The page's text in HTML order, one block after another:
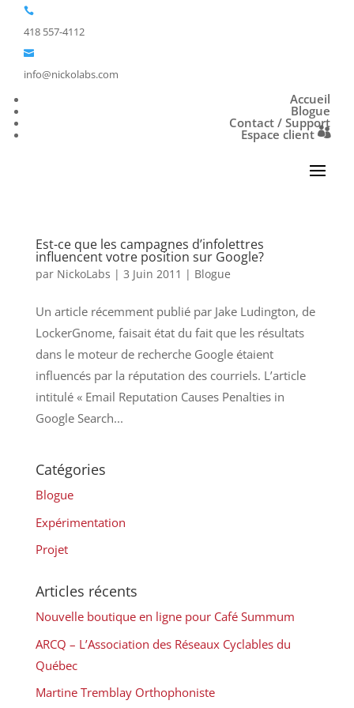

418 557-4112

info@nickolabs.com
Accueil
Blogue
Contact / Support
Espace client
Est-ce que les campagnes d’infolettres
influencent votre position sur Google?
par NickoLabs | 3 Juin 2011 | Blogue
Un article récemment publié par Jake Ludington, de
LockerGnome, faisait état du fait que les résultats
dans le moteur de recherche Google étaient
influencés par la réputation des courriels. L’article
intitulé « Email Reputation Causes Penalties in
Google Search...
Catégories
Blogue
Expérimentation
Projet
Articles récents
Nouvelle boutique en ligne pour Café Summum
ARCQ – L’Association des Réseaux Cyclables du
Québec
Martine Tremblay Orthophoniste